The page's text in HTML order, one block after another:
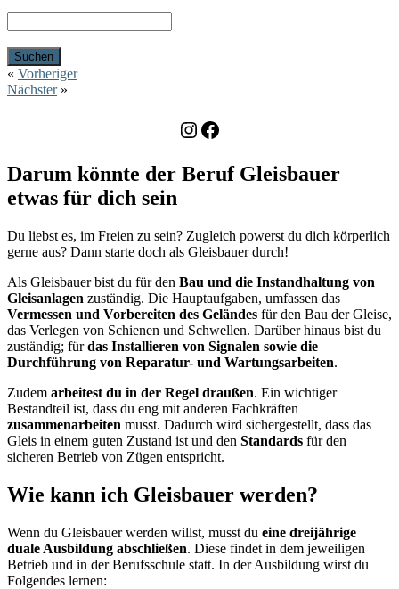
« Vorheriger
Nächster»
Instagram
Facebook
Darum könnte der Beruf Gleisbauer
etwas für dich sein
Du liebst es, im Freien zu sein? Zugleich powerst du dich körperlich
gerne aus? Dann starte doch als Gleisbauer durch!
Als Gleisbauer bist du für den Bau und die Instandhaltung von
Gleisanlagen zuständig. Die Hauptaufgaben, umfassen das
Vermessen und Vorbereiten des Geländes für den Bau der Gleise,
das Verlegen von Schienen und Schwellen. Darüber hinaus bist du
zuständig; fürdas Installieren von Signalen sowie die
Durchführung von Reparatur- und Wartungsarbeiten.
Zudem arbeitest du in der Regel draußen. Ein wichtiger
Bestandteil ist, dass du eng mit anderen Fachkräften
zusammenarbeiten musst. Dadurch wird sichergestellt, dass das
Gleis in einem guten Zustand ist und den Standards für den
sicheren Betrieb von Zügen entspricht.
Wie kann ich Gleisbauer werden?
Wenn du Gleisbauer werden willst, musst du eine dreijährige
duale Ausbildung abschließen. Diese findet in dem jeweiligen
Betrieb und in der Berufsschule statt. In der Ausbildung wirst du
Folgendes lernen: